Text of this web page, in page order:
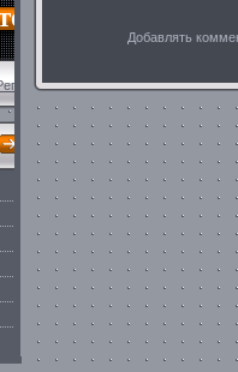
Добавлять